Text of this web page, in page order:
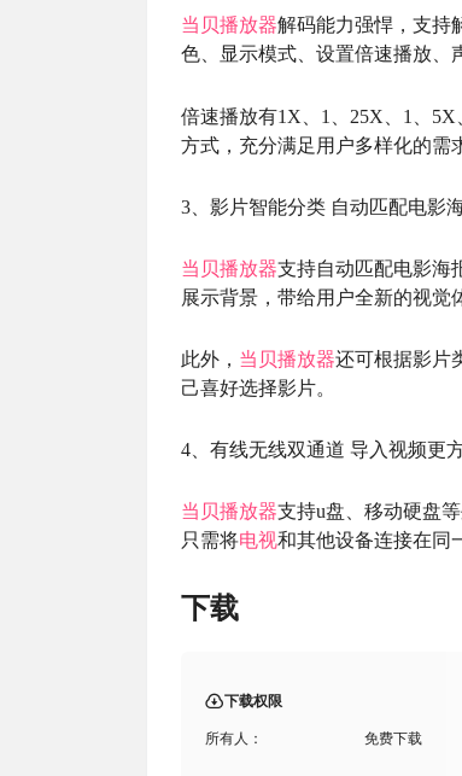
当贝播放器解码能力强悍，支持
色、显示模式、设置倍速播放、
倍速播放有1X、1、25X、1、
方式，充分满足用户多样化的需
3、影片智能分类 自动匹配电影
当贝播放器支持自动匹配电影海
展示背景，带给用户全新的视觉
此外， 当贝播放器还可根据影片
己喜好选择影片。
4、有线无线双通道 导入视频更
当贝播放器支持u盘、移动硬盘
只需将电视和其他设备连接在同
下载
下载权限
所有人： 免费下载